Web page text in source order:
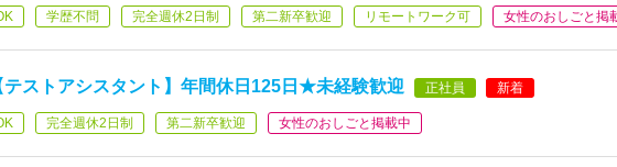
学歴不問 完全週休2日制 第二新卒歓迎 リモートワーク可 女性のおしごと掲
ストアシスタント】年間休日125日★未経験歓迎 正社員 新着
完全週休2日制 第二新卒歓迎 女性のおしごと掲載中